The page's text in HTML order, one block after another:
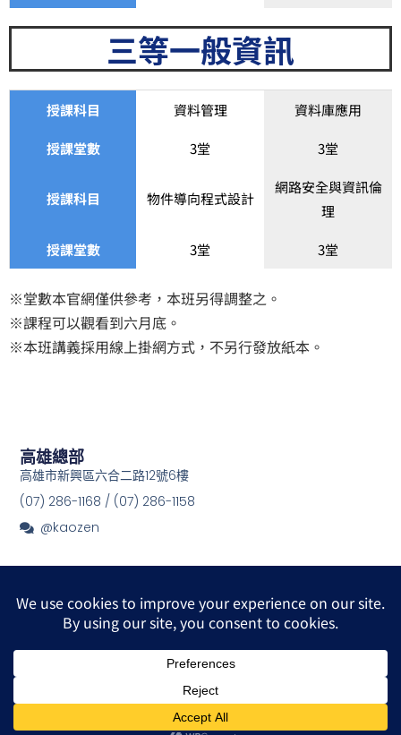
三等一般資訊
授課科目 資料管理 資料庫應用
授課堂數 3堂 3堂
授課科目 物件導向程式設計
網路安全與資訊倫
理
授課堂數 3堂 3堂
※堂數本官網僅供參考，本班另得調整之。
​※課程可以觀看到六月底。
※本班講義採用線上掛網方式，不另行發放紙本。
高雄總部
高雄市新興區六合二路12號6樓
(07) 286-1168 / (07) 286-1158
@kaozen